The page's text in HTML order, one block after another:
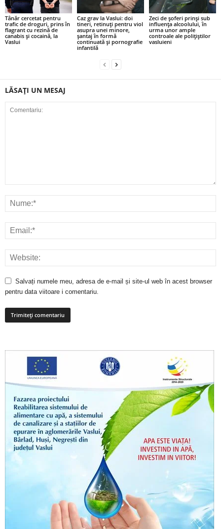
Tânăr cercetat pentru
trafic de droguri, prins în
flagrant cu rezină de
canabis și cocaină, la
Vaslui
Caz grav la Vaslui: doi
tineri, retinuți pentru viol
asupra unei minore,
șantaj în formă
continuată și pornografie
infantilă
Zeci de șoferi prinși sub
influența alcoolului, în
urma unor ample
controale ale polițiștilor
vasluieni
LĂSAȚI UN MESAJ
Salvați numele meu, adresa de e-mail și site-ul web în acest browser
pentru data viitoare i comentariu.